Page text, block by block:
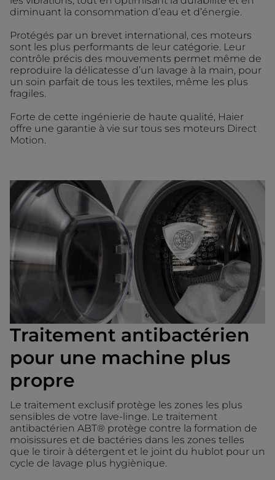
diminuant la consommation d’eau et d’énergie.
Protégés par un brevet international, ces moteurs
sont les plus performants de leur catégorie. Leur
contrôle précis des mouvements permet même de
reproduire la délicatesse d’un lavage à la main, pour
un soin parfait de tous les textiles, même les plus
fragiles.
Forte de cette ingénierie de haute qualité, Haier
offre une garantie à vie sur tous ses moteurs Direct
Motion.
Traitement antibactérien
pour une machine plus
propre
Le traitement exclusif protège les zones les plus
sensibles de votre lave-linge. Le traitement
antibactérien ABT® protège contre la formation de
moisissures et de bactéries dans les zones telles
que le tiroir à détergent et le joint du hublot pour un
cycle de lavage plus hygiènique.